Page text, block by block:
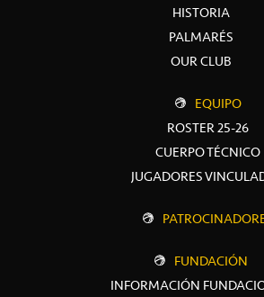
HISTORIA
PALMARÉS
OUR CLUB
EQUIPO
ROSTER 25-26
CUERPO TÉCNICO
JUGADORES
FUNDACIÓN
INFORMACIÓN